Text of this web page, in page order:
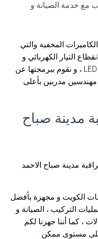
مع خدمة الصيانة و
المخفية والتي
التيار الكهربائي و
تتميز بالدقة العالية و مزودة بمصابيح LED ، و نقوم ببرمجتها عن
مدربين بأعلى
مدينة صباح
مدينة صباح الاحمد
الكويت و مجهزة بأفضل
التركيب ، الصيانة و
، كما أننا جهزنا لكم
مستوى ممكن .